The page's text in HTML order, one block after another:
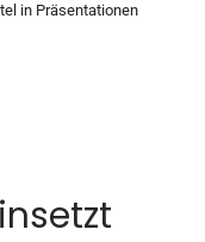
in Präsentationen